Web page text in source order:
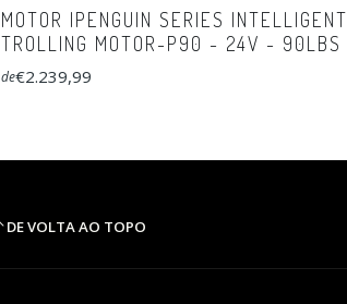
MOTOR IPENGUIN SERIES INTELLIGENT
TROLLING MOTOR-P90 - 24V - 90LBS
de€2.239,99
DE VOLTA AO TOPO